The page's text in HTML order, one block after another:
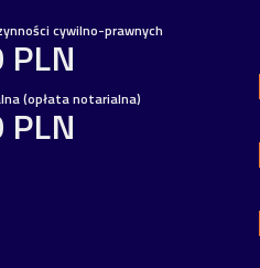
cywilno-prawnych
(opłata notarialna)